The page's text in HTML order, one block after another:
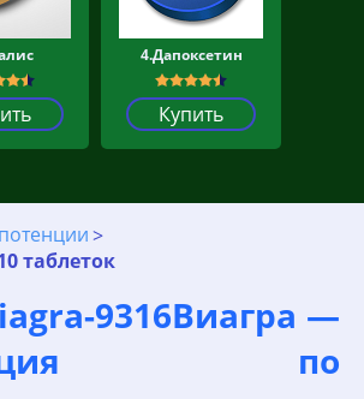
4.Дапоксетин
Купить
таблеток
9316Виагра —
по